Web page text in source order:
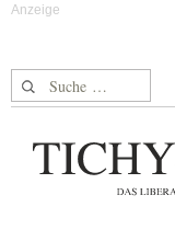
Suche nach: